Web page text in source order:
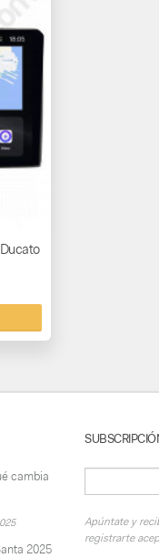
cambia
2025
Apúntate y
registrarte